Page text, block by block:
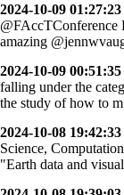
2024-10-09 01:27:23
@FAccTConference
amazing
2024-10-09 00:51:35
falling under the
the study of how to
2024-10-08 19:42:33
Science,
"Earth data and